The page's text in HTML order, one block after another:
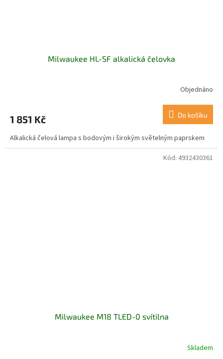
Milwaukee HL-SF alkalická čelovka
Objednáno
1 851 Kč Do košíku
Alkalická čelová lampa s bodovým i širokým světelným paprskem
Milwaukee M18 TLED-0 svítilna
Skladem
Kód: 4932430361